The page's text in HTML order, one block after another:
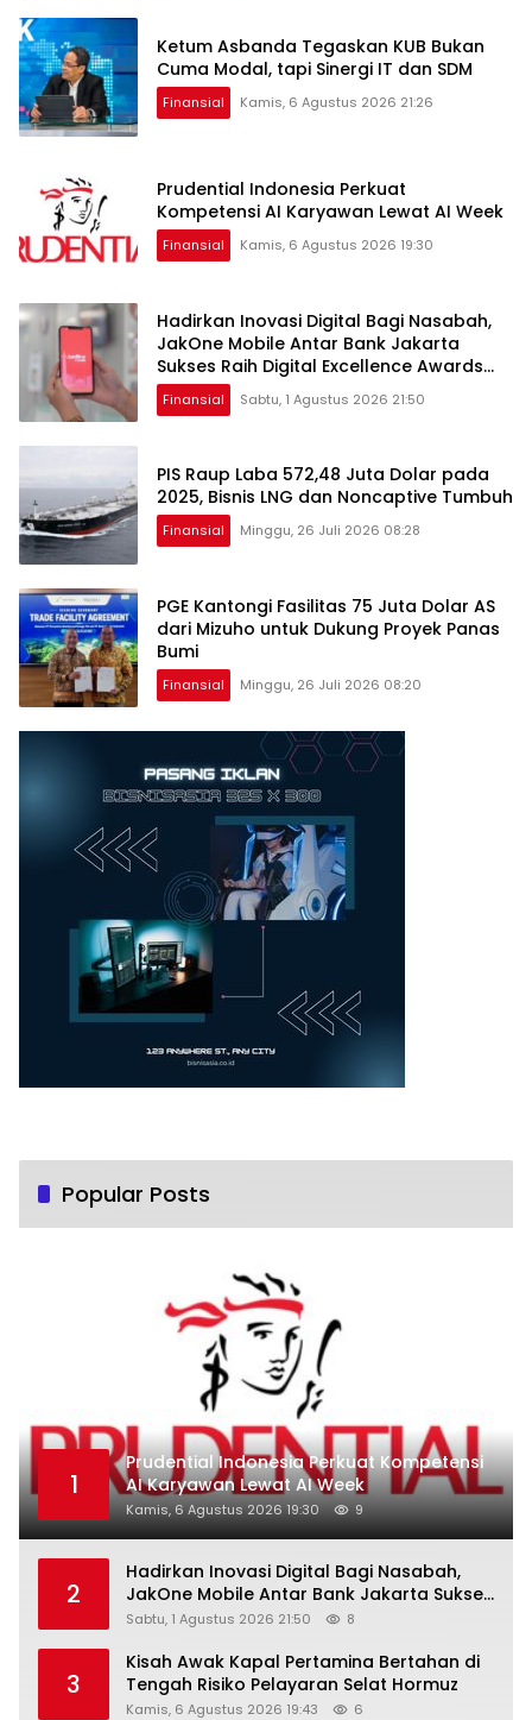
Ketum Asbanda Tegaskan KUB Bukan
Cuma Modal, tapi Sinergi IT dan SDM
Finansial Kamis, 6 Agustus 2026 21:26
Prudential Indonesia Perkuat
Kompetensi AI Karyawan Lewat AI Week
Finansial Kamis, 6 Agustus 2026 19:30
Hadirkan Inovasi Digital Bagi Nasabah,
JakOne Mobile Antar Bank Jakarta
Sukses Raih Digital Excellence Awards
2026
Finansial Sabtu, 1 Agustus 2026 21:50
PIS Raup Laba 572,48 Juta Dolar pada
2025, Bisnis LNG dan Noncaptive Tumbuh
Finansial Minggu, 26 Juli 2026 08:28
PGE Kantongi Fasilitas 75 Juta Dolar AS
dari Mizuho untuk Dukung Proyek Panas
Bumi
Finansial Minggu, 26 Juli 2026 08:20
Popular Posts
1
Prudential Indonesia Perkuat Kompetensi
AI Karyawan Lewat AI Week
Kamis, 6 Agustus 2026 19:30 9
2
Hadirkan Inovasi Digital Bagi Nasabah,
JakOne Mobile Antar Bank Jakarta Sukses
Raih Digital Excellence Awards 2026
Sabtu, 1 Agustus 2026 21:50 8
3
Kisah Awak Kapal Pertamina Bertahan di
Tengah Risiko Pelayaran Selat Hormuz
Kamis, 6 Agustus 2026 19:43 6